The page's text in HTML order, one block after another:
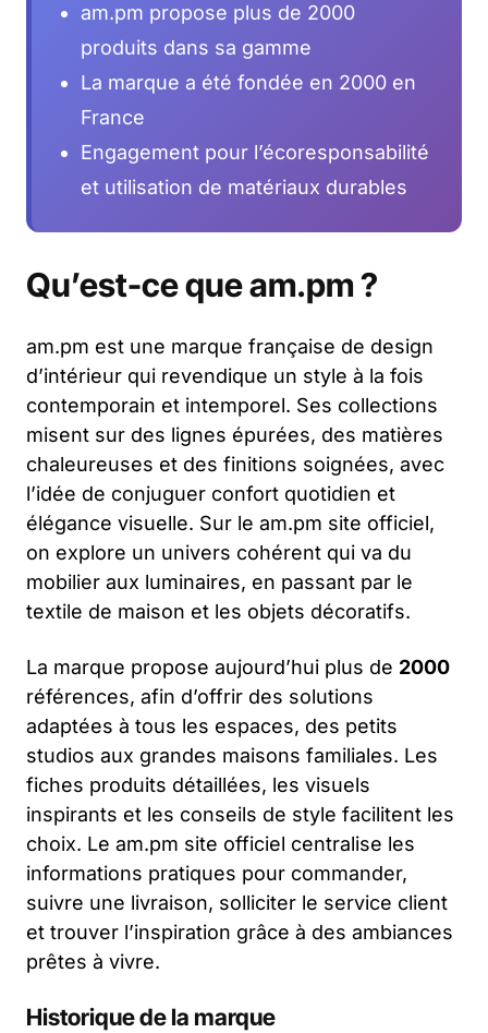
am.pm propose plus de 2000
produits dans sa gamme
La marque a été fondée en 2000 en
France
Engagement pour l’écoresponsabilité
et utilisation de matériaux durables
Qu’est-ce que am.pm ?
am.pm est une marque française de design
d’intérieur qui revendique un style à la fois
contemporain et intemporel. Ses collections
misent sur des lignes épurées, des matières
chaleureuses et des finitions soignées, avec
l’idée de conjuguer confort quotidien et
élégance visuelle. Sur le am.pm site officiel,
on explore un univers cohérent qui va du
mobilier aux luminaires, en passant par le
textile de maison et les objets décoratifs.
La marque propose aujourd’hui plus de 2000
références, afin d’offrir des solutions
adaptées à tous les espaces, des petits
studios aux grandes maisons familiales. Les
fiches produits détaillées, les visuels
inspirants et les conseils de style facilitent les
choix. Le am.pm site officiel centralise les
informations pratiques pour commander,
suivre une livraison, solliciter le service client
et trouver l’inspiration grâce à des ambiances
prêtes à vivre.
Historique de la marque